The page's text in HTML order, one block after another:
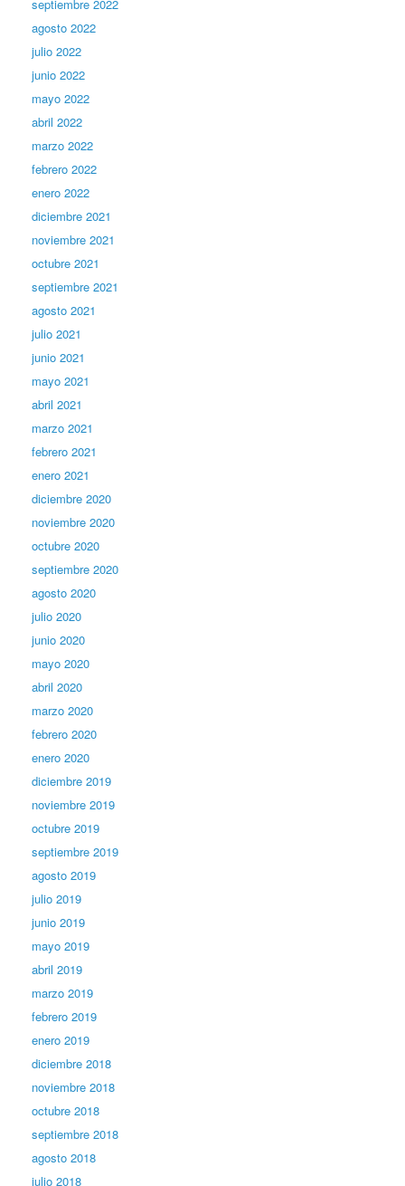
septiembre 2022
agosto 2022
julio 2022
junio 2022
mayo 2022
abril 2022
marzo 2022
febrero 2022
enero 2022
diciembre 2021
noviembre 2021
octubre 2021
septiembre 2021
agosto 2021
julio 2021
junio 2021
mayo 2021
abril 2021
marzo 2021
febrero 2021
enero 2021
diciembre 2020
noviembre 2020
octubre 2020
septiembre 2020
agosto 2020
julio 2020
junio 2020
mayo 2020
abril 2020
marzo 2020
febrero 2020
enero 2020
diciembre 2019
noviembre 2019
octubre 2019
septiembre 2019
agosto 2019
julio 2019
junio 2019
mayo 2019
abril 2019
marzo 2019
febrero 2019
enero 2019
diciembre 2018
noviembre 2018
octubre 2018
septiembre 2018
agosto 2018
julio 2018